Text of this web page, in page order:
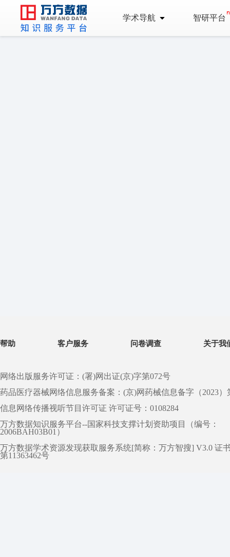
学术导航 智研平台
帮助 客户服务 问卷调查 关于我
网络出版服务许可证：(署)网出证(京)字第072号
药品医疗器械网络信息服务备案：(京)网药械信息备字（2023）
信息网络传播视听节目许可证 许可证号：0108284
万方数据知识服务平台--国家科技支撑计划资助项目（编号：
2006BAH03B01）
万方数据学术资源发现获取服务系统[简称：万方智搜] V3.0 证
第11363462号